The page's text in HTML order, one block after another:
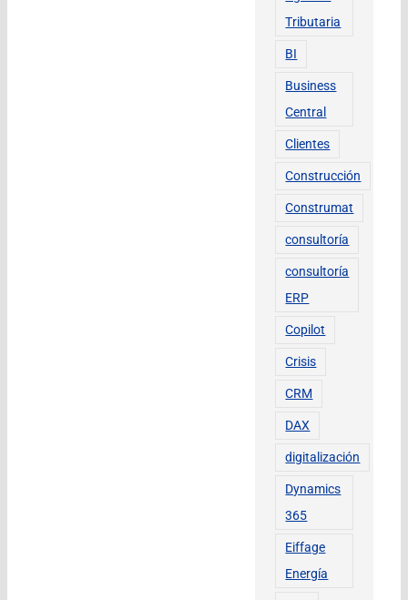
Tributaria
BI
Business
Central
Clientes
Construcción
Construmat
consultoría
consultoría
ERP
Copilot
Crisis
CRM
DAX
digitalización
Dynamics
365
Eiffage
Energía